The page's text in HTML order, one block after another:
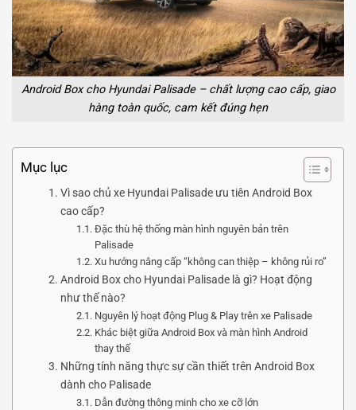
Android Box cho Hyundai Palisade – chất lượng cao cấp, giao
hàng toàn quốc, cam kết đúng hẹn
Mục lục
Vì sao chủ xe Hyundai Palisade ưu tiên Android Box
cao cấp?
Đặc thù hệ thống màn hình nguyên bản trên
Palisade
Xu hướng nâng cấp “không can thiệp – không rủi ro”
Android Box cho Hyundai Palisade là gì? Hoạt động
như thế nào?
Nguyên lý hoạt động Plug & Play trên xe Palisade
Khác biệt giữa Android Box và màn hình Android
thay thế
Những tính năng thực sự cần thiết trên Android Box
dành cho Palisade
Dẫn đường thông minh cho xe cỡ lớn